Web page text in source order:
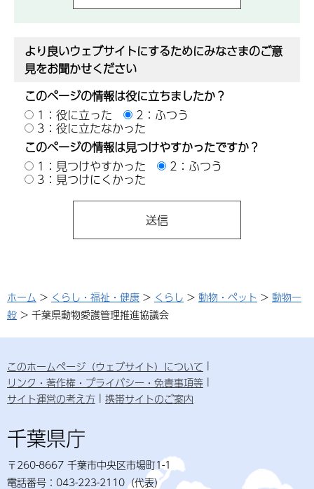
より良いウェブサイトにするためにみなさまのご意
見をお聞かせください
このページの情報は役に立ちましたか？
1：役に立った
2：ふつう
3：役に立たなかった
このページの情報は見つけやすかったですか？
1：見つけやすかった
2：ふつう
3：見つけにくかった
ホーム > くらし・福祉・健康 > くらし > 動物・ペット > 動物一
般 > 千葉県動物愛護管理推進協議会
このホームページ（ウェブサイト）について
リンク・著作権・プライバシー・免責事項等
サイト運営の考え方
携帯サイトのご案内
千葉県庁
〒260-8667 千葉市中央区市場町1-1
電話番号：043-223-2110（代表）